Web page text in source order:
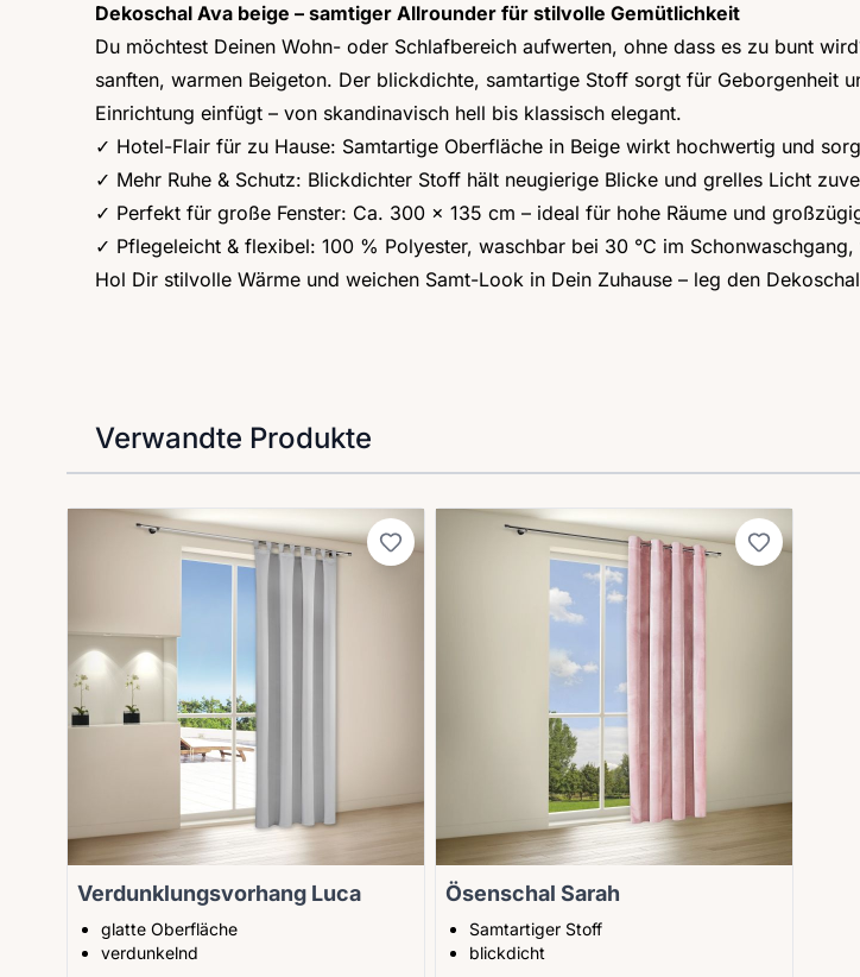
Dekoschal Ava beige – samtiger Allrounder für stilvolle Gemütlichkeit
Du möchtest Deinen Wohn- oder Schlafbereich aufwerten, ohne dass es zu bunt
sanften, warmen Beigeton. Der blickdichte, samtartige Stoff sorgt für Geborgenheit
Einrichtung einfügt – von skandinavisch hell bis klassisch elegant.
✓ Hotel-Flair für zu Hause: Samtartige Oberfläche in Beige wirkt hochwertig und
✓ Mehr Ruhe & Schutz: Blickdichter Stoff hält neugierige Blicke und grelles Licht
✓ Perfekt für große Fenster: Ca. 300 x 135 cm – ideal für hohe Räume und
✓ Pflegeleicht & flexibel: 100 % Polyester, waschbar bei 30 °C im
Hol Dir stilvolle Wärme und weichen Samt-Look in Dein Zuhause – leg den
Verwandte Produkte
Clicken, um das Karussell zu überspringen
Verdunklungsvorhang Luca
glatte Oberfläche
verdunkelnd
Ösenschal Sarah
Samtartiger Stoff
blickdicht